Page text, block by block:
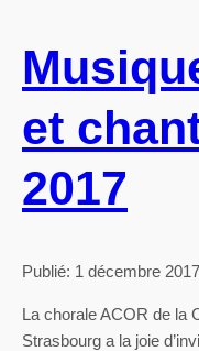
et
2017
Publié: 1 décembre 2017
La chorale ACOR de la
Strasbourg a la joie